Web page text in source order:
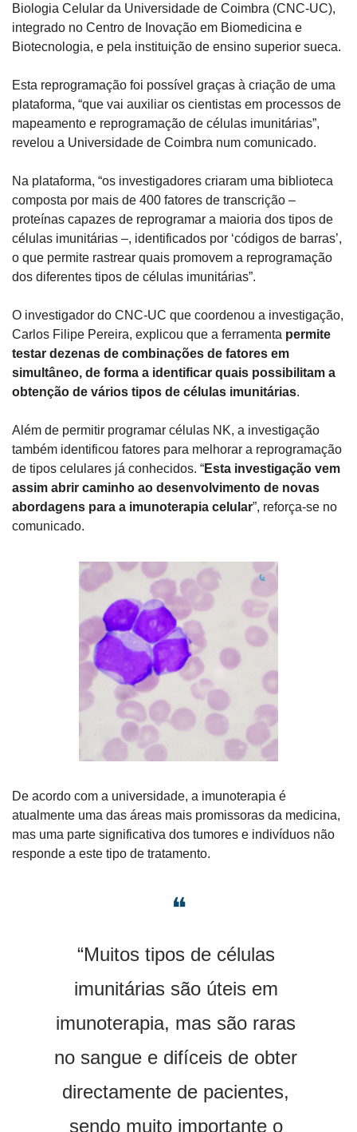
Biologia Celular da Universidade de Coimbra (CNC-UC),
integrado no Centro de Inovação em Biomedicina e
Biotecnologia, e pela instituição de ensino superior sueca.
Esta reprogramação foi possível graças à criação de uma
plataforma, “que vai auxiliar os cientistas em processos de
mapeamento e reprogramação de células imunitárias”,
revelou a Universidade de Coimbra num comunicado.
Na plataforma, “os investigadores criaram uma biblioteca
composta por mais de 400 fatores de transcrição –
proteínas capazes de reprogramar a maioria dos tipos de
células imunitárias –, identificados por ‘códigos de barras’,
o que permite rastrear quais promovem a reprogramação
dos diferentes tipos de células imunitárias”.
O investigador do CNC-UC que coordenou a investigação,
Carlos Filipe Pereira, explicou que a ferramenta permite
testar dezenas de combinações de fatores em
simultâneo, de forma a identificar quais possibilitam a
obtenção de vários tipos de células imunitárias.
Além de permitir programar células NK, a investigação
também identificou fatores para melhorar a reprogramação
de tipos celulares já conhecidos. “Esta investigação vem
assim abrir caminho ao desenvolvimento de novas
abordagens para a imunoterapia celular”, reforça-se no
comunicado.
De acordo com a universidade, a imunoterapia é
atualmente uma das áreas mais promissoras da medicina,
mas uma parte significativa dos tumores e indivíduos não
responde a este tipo de tratamento.
❝
“Muitos tipos de células
imunitárias são úteis em
imunoterapia, mas são raras
no sangue e difíceis de obter
directamente de pacientes,
sendo muito importante o